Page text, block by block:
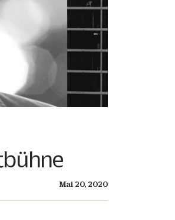
Mai 20, 2020